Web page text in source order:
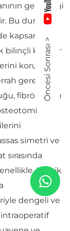
gerçekliği
Bu durum,
kapsamlı
bilinçli kararlar
korurken
gerektirir.
fibröz doku
simetri ve
kemik
dengeli ve
Öncesi Sonrası >